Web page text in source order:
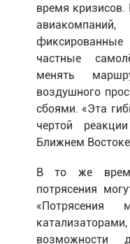
время кризисов.
частные
менять
воздушного
сбоями. «Эта
чертой
Ближнем
В то же
потрясения
возможности